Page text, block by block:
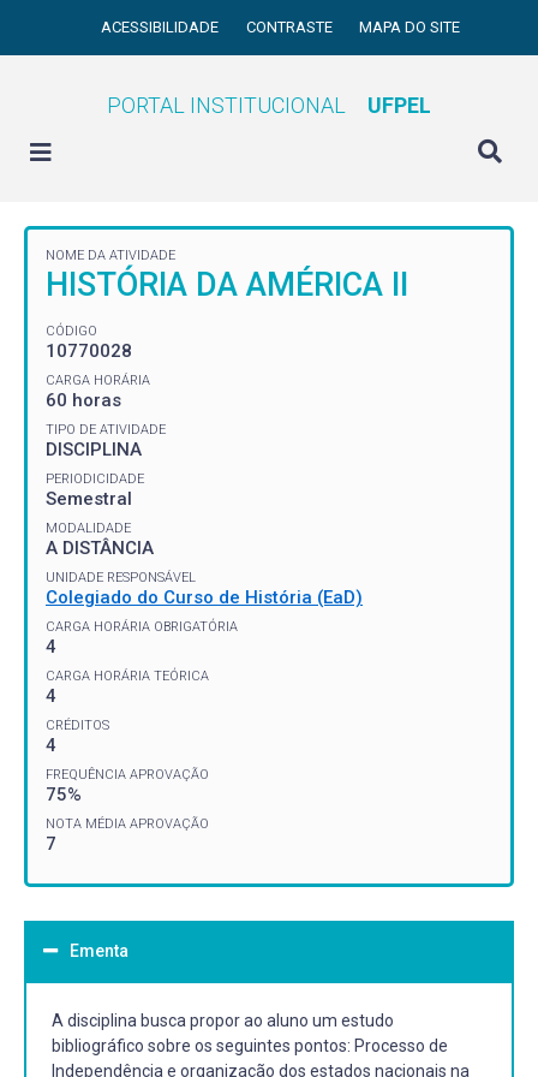
ACESSIBILIDADE CONTRASTE MAPA DO SITE
PORTAL INSTITUCIONAL UFPEL
NOME DA ATIVIDADE
HISTÓRIA DA AMÉRICA II
CÓDIGO
10770028
CARGA HORÁRIA
60 horas
TIPO DE ATIVIDADE
DISCIPLINA
PERIODICIDADE
Semestral
MODALIDADE
A DISTÂNCIA
UNIDADE RESPONSÁVEL
Colegiado do Curso de História (EaD)
CARGA HORÁRIA OBRIGATÓRIA
4
CARGA HORÁRIA TEÓRICA
4
CRÉDITOS
4
FREQUÊNCIA APROVAÇÃO
75%
NOTA MÉDIA APROVAÇÃO
7
Ementa
A disciplina busca propor ao aluno um estudo
bibliográfico sobre os seguintes pontos: Processo de
Independência e organização dos estados nacionais na